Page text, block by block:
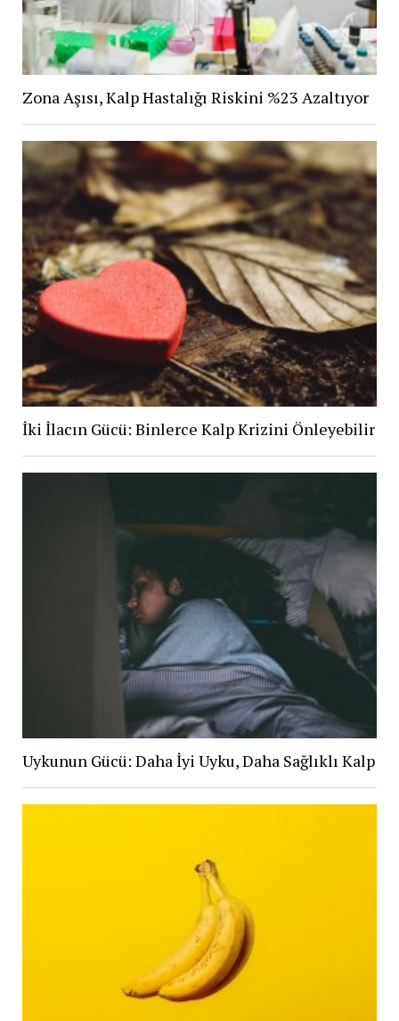
Zona Aşısı, Kalp Hastalığı Riskini %23 Azaltıyor
İki İlacın Gücü: Binlerce Kalp Krizini Önleyebilir
Uykunun Gücü: Daha İyi Uyku, Daha Sağlıklı Kalp